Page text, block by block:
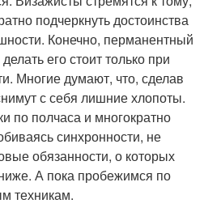
подчеркнуть достоинства
Конечно, перманентный
его стоит только при
Многие думают, что, сделав
с себя лишние хлопоты.
по полчаса и многократно
синхронности, не
обязанности, о которых
А пока пробежимся по
техникам.